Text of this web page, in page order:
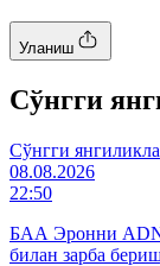
Уланиш
Cўнгги
Cўнгги
08.08.2026
22:50
БАА Эронни
билан зарба